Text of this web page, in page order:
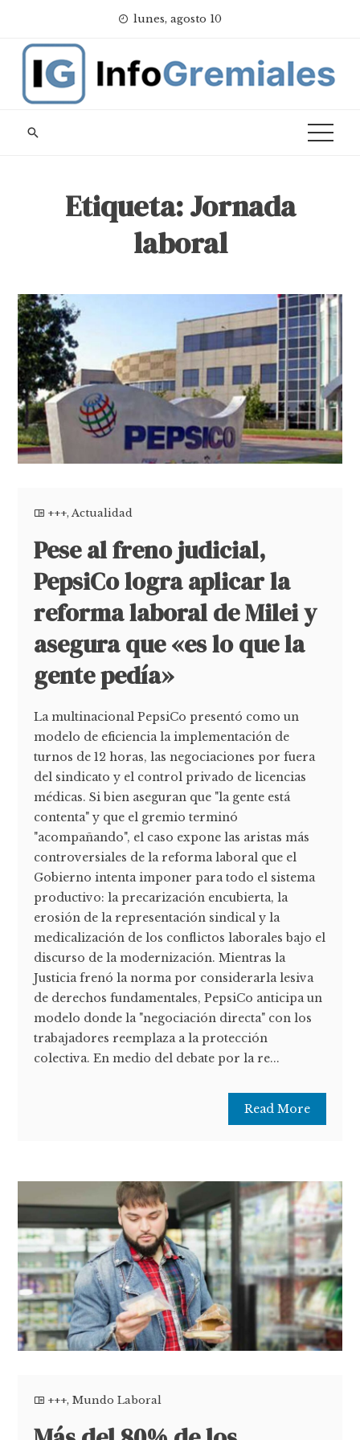
content
lunes, agosto 10
Etiqueta:Jornada
laboral
+++,Actualidad
Pese al freno judicial,
PepsiCo logra aplicar la
reforma laboral de Milei y
asegura que «es lo que la
gente pedía»
La multinacional PepsiCo presentó como un
modelo de eficiencia la implementación de
turnos de 12 horas, las negociaciones por fuera
del sindicato y el control privado de licencias
médicas. Si bien aseguran que "la gente está
contenta" y que el gremio terminó
"acompañando", el caso expone las aristas más
controversiales de la reforma laboral que el
Gobierno intenta imponer para todo el sistema
productivo: la precarización encubierta, la
erosión de la representación sindical y la
medicalización de los conflictos laborales bajo el
discurso de la modernización. Mientras la
Justicia frenó la norma por considerarla lesiva
de derechos fundamentales, PepsiCo anticipa un
modelo donde la "negociación directa" con los
trabajadores reemplaza a la protección
colectiva. En medio del debate por la re...
Read More
+++,Mundo Laboral